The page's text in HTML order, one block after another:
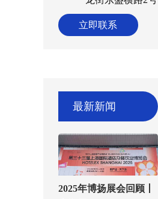
立即联系
最新新闻
2025年博扬展会回顾丨